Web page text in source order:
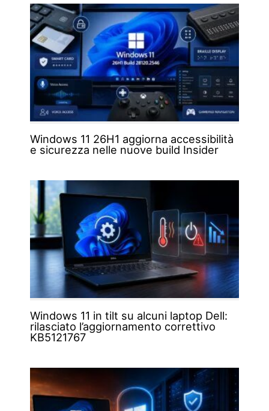
Windows 11 26H1 aggiorna accessibilità
e sicurezza nelle nuove build Insider
Windows 11 in tilt su alcuni laptop Dell:
rilasciato l’aggiornamento correttivo
KB5121767